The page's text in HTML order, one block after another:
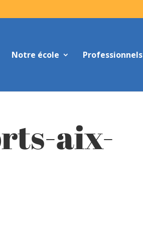
Notre école Professionnels
aix-